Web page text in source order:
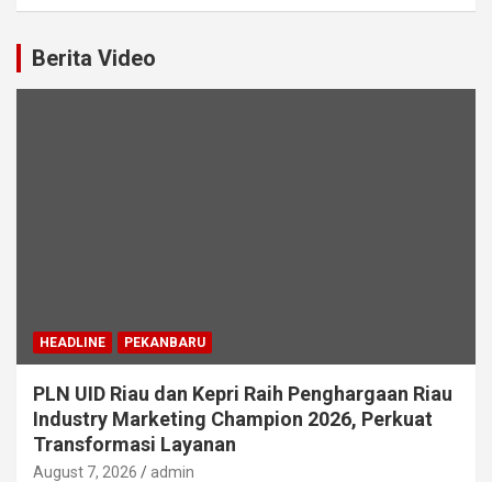
Berita Video
HEADLINE PEKANBARU
PLN UID Riau dan Kepri Raih Penghargaan Riau
Industry Marketing Champion 2026, Perkuat
Transformasi Layanan
August 7, 2026 admin